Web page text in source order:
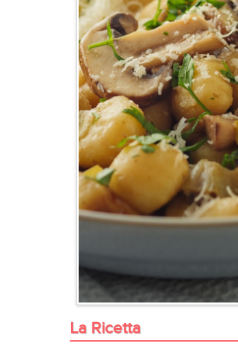
La Ricetta